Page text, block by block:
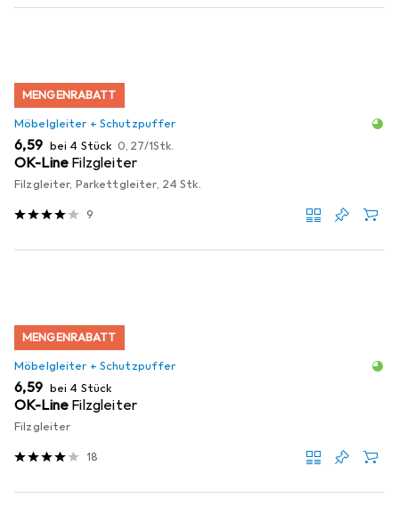
MENGENRABATT
Möbelgleiter + Schutzpuffer
EUR
6,59 bei 4 Stück EUR
0,27/1Stk.
OK-Line Filzgleiter
Filzgleiter, Parkettgleiter, 24 Stk.
9
MENGENRABATT
Möbelgleiter + Schutzpuffer
EUR
6,59 bei 4 Stück
OK-Line Filzgleiter
Filzgleiter
18